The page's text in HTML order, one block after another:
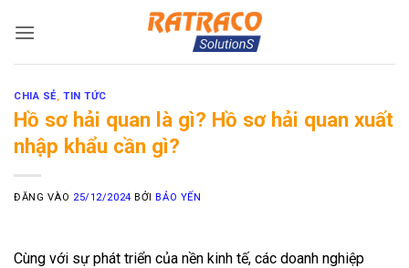
qua
CHIA SẺ,TIN TỨC
Hồ sơ hải quan là gì? Hồ sơ hải quan xuất
nhập khẩu cần gì?
ĐĂNG VÀO 25/12/2024 BỞIBẢO YẾN
Cùng với sự phát triển của nền kinh tế, các doanh nghiệp